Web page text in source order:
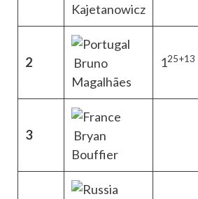
Kajetanowicz
2
Bruno
Magalhães
125+13
3
Bryan
Bouffier